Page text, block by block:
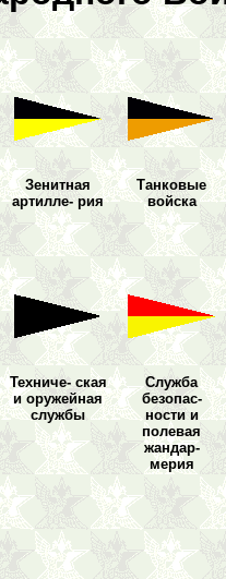
Зенитная
артилле- рия
Танковые
войска
Техниче- ская
иоружейная
службы
Служба
безопас-
ности и
полевая
жандар-
мерия